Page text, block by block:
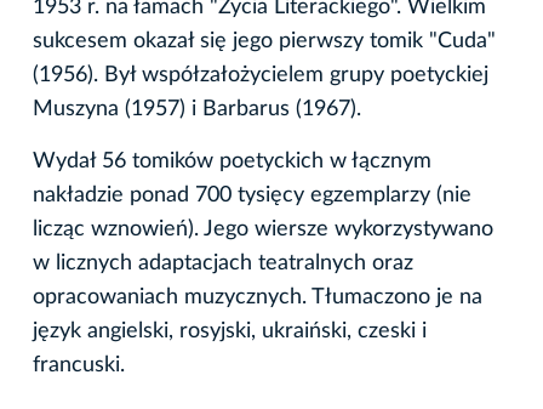
1953 r. na łamach "Życia Literackiego". Wielkim
sukcesem okazał się jego pierwszy tomik "Cuda"
(1956). Był współzałożycielem grupy poetyckiej
Muszyna (1957) i Barbarus (1967).
Wydał 56 tomików poetyckich w łącznym
nakładzie ponad 700 tysięcy egzemplarzy (nie
licząc wznowień). Jego wiersze wykorzystywano
w licznych adaptacjach teatralnych oraz
opracowaniach muzycznych. Tłumaczono je na
język angielski, rosyjski, ukraiński, czeski i
francuski.